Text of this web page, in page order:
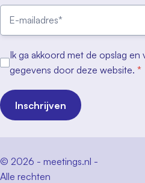
Ik ga akkoord met de opslag en
gegevens door deze website. *
Inschrijven
© 2026 - meetings.nl -
Alle rechten